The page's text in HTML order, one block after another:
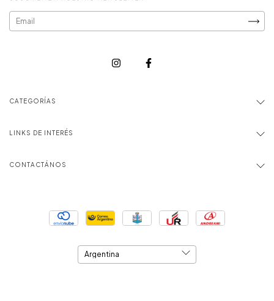
CATEGORÍAS
LINKS DE INTERÉS
CONTACTÁNOS